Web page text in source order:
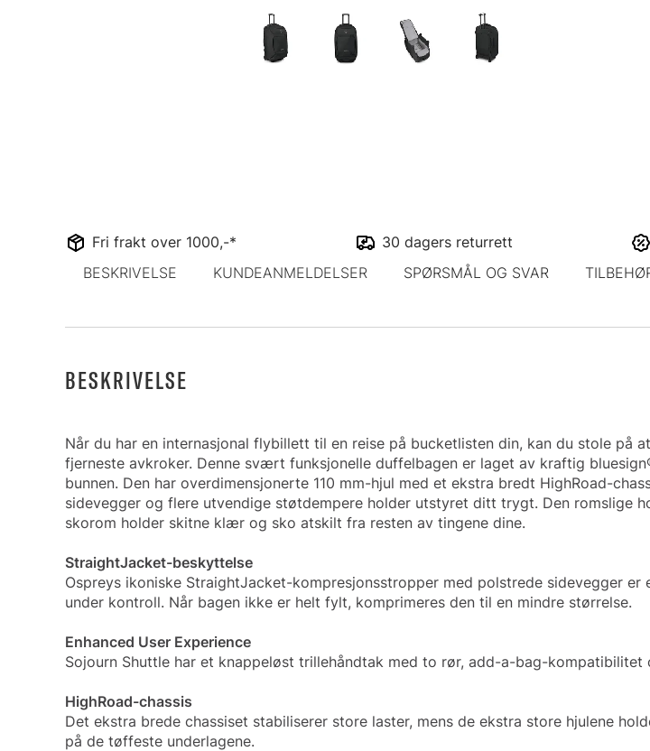
Fri frakt over 1000,-* 30 dagers returrett
BESKRIVELSE KUNDEANMELDELSER SPØRSMÅL OG SVAR
BESKRIVELSE
Når du har en internasjonal flybillett til en reise på bucketlisten din, kan du stole
fjerneste avkroker. Denne svært funksjonelle duffelbagen er laget av kraftig
bunnen. Den har overdimensjonerte 110 mm-hjul med et ekstra bredt HighRoad-
sidevegger og flere utvendige støtdempere holder utstyret ditt trygt. Den romslige
skorom holder skitne klær og sko atskilt fra resten av tingene dine.
StraightJacket-beskyttelse
Ospreys ikoniske StraightJacket-kompresjonsstropper med polstrede sidevegger
under kontroll. Når bagen ikke er helt fylt, komprimeres den til en mindre størrelse.
Enhanced User Experience
Sojourn Shuttle har et knappeløst trillehåndtak med to rør, add-a-bag-kompatibilitet
HighRoad-chassis
Det ekstra brede chassiset stabiliserer store laster, mens de ekstra store hjulene
på de tøffeste underlagene.